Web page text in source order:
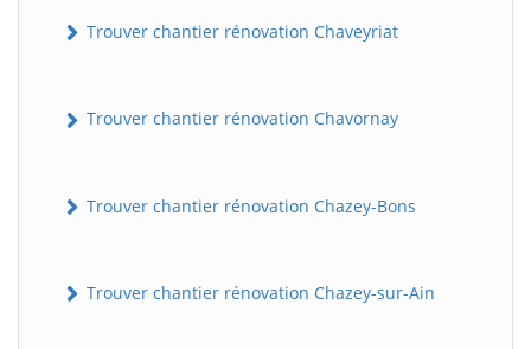
Trouver chantier rénovation Chaveyriat
Trouver chantier rénovation Chavornay
Trouver chantier rénovation Chazey-Bons
Trouver chantier rénovation Chazey-sur-Ain